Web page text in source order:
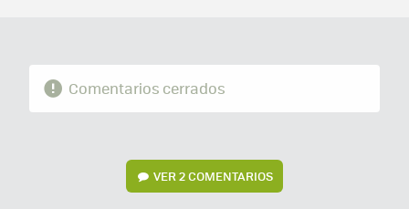
Comentarios cerrados
VER2 COMENTARIOS